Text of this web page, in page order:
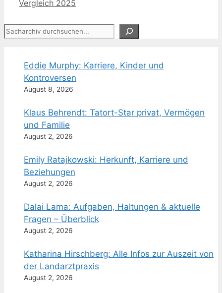
Vergleich 2025
Suchen
Eddie Murphy: Karriere, Kinder und
Kontroversen
August 8, 2026
Klaus Behrendt: Tatort-Star privat, Vermögen
und Familie
August 2, 2026
Emily Ratajkowski: Herkunft, Karriere und
Beziehungen
August 2, 2026
Dalai Lama: Aufgaben, Haltungen & aktuelle
Fragen – Überblick
August 2, 2026
Katharina Hirschberg: Alle Infos zur Auszeit von
der Landarztpraxis
August 2, 2026